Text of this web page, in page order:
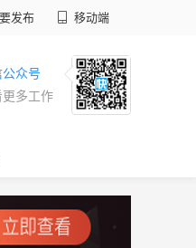
发布 移动端
众号
更多工作